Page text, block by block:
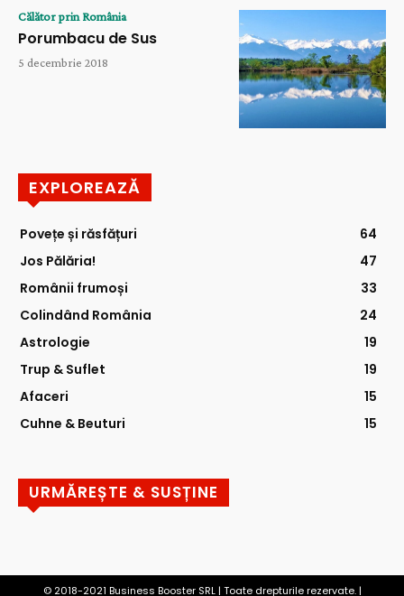
Călător prin România
Porumbacu de Sus
5 decembrie 2018
EXPLOREAZĂ
Povețe și răsfățuri
64
Jos Pălăria!
47
Românii frumoși
33
Colindând România
24
Astrologie
19
Trup & Suflet
19
Afaceri
15
Cuhne & Beuturi
15
URMĂREȘTE & SUSȚINE
© 2018-2021 Business Booster SRL | Toate drepturile rezervate. |